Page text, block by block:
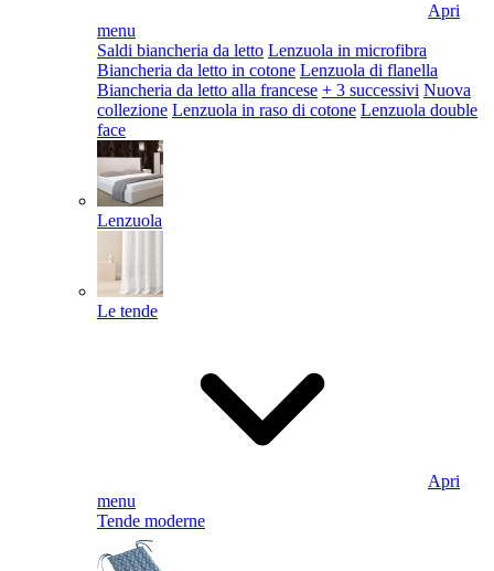
Apri
menu
Saldi biancheria da letto Lenzuola in microfibra
Biancheria da letto in cotone Lenzuola di flanella
Biancheria da letto alla francese + 3 successivi Nuova
collezione Lenzuola in raso di cotone Lenzuola double
face
Lenzuola
Le tende
Apri
menu
Tende moderne